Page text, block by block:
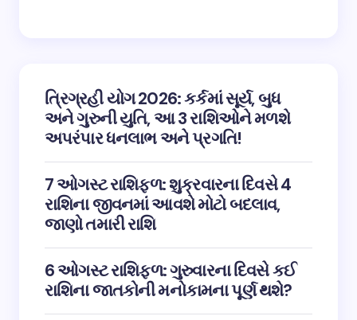
ત્રિગ્રહી યોગ 2026: કર્કમાં સૂર્ય, બુધ
અને ગુરુની યુતિ, આ 3 રાશિઓને મળશે
અપરંપાર ધનલાભ અને પ્રગતિ!
7 ઓગસ્ટ રાશિફળ: શુક્રવારના દિવસે 4
રાશિના જીવનમાં આવશે મોટો બદલાવ,
જાણો તમારી રાશિ
6 ઓગસ્ટ રાશિફળ: ગુરુવારના દિવસે કઈ
રાશિના જાતકોની મનોકામના પૂર્ણ થશે?